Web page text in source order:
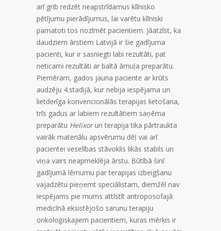
arī grib redzēt neapstrīdamus klīnisko
pētījumu pierādījumus, lai varētu klīniski
pamatoti tos nozīmēt pacientiem. Jāatzīst, ka
daudziem ārstiem Latvijā ir šie gadījuma
pacienti, kur ir sasniegti labi rezultāti, pat
neticami rezultāti ar baltā āmuļa preparātu.
Piemēram, gados jauna paciente ar krūts
audzēju 4.stadijā, kur nebija iespējama un
lietderīga konvencionālās terapijas lietošana,
trīs gadus ar labiem rezultātiem saņēma
preparātu Helixorun terapija tika pārtraukta
vairāk materiālu apsvērumu dēļ vai arī
pacientei veselības stāvoklis likās stabils un
viņa vairs neapmeklēja ārstu. Būtībā šinī
gadījumā lēmumu par terapijas izbeigšanu
vajadzētu pieņemt speciālistam, diemžēl nav
iespējams pie mums attīstīt antroposofajā
medicīnā eksistējošo sarunu terapiju
onkoloģiskajiem pacientiem, kuras mērķis ir